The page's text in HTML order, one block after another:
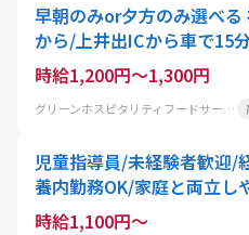
早朝のみor夕方のみ選べ
から/上井出ICから車で15
時給1,200円～1,300円
グリーンホスピタリティフードサービス株式会社
児童指導員/未経験者歓迎/
養内勤務OK/家庭と両立し
時給1,100円～